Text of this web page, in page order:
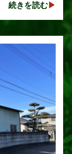
続きを読む